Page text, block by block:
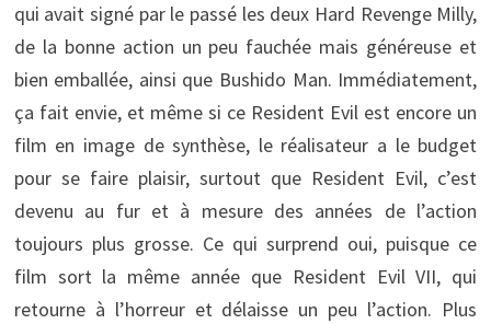
qui avait signé par le passé les deux Hard Revenge Milly,
de la bonne action un peu fauchée mais généreuse et
bien emballée, ainsi que Bushido Man. Immédiatement,
ça fait envie, et même si ce Resident Evil est encore un
film en image de synthèse, le réalisateur a le budget
pour se faire plaisir, surtout que Resident Evil, c’est
devenu au fur et à mesure des années de l’action
toujours plus grosse. Ce qui surprend oui, puisque ce
film sort la même année que Resident Evil VII, qui
retourne à l’horreur et délaisse un peu l’action. Plus